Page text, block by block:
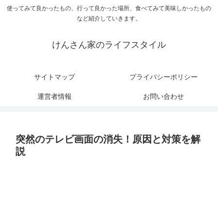
使ってみて良かったもの、行って良かった場所、食べてみて美味しかったもの
など紹介していきます。
けんさん家のライフスタイル
サイトマップ プライバシーポリシー
運営者情報 お問い合わせ
突然のテレビ画面の消失！原因と対策を解
説